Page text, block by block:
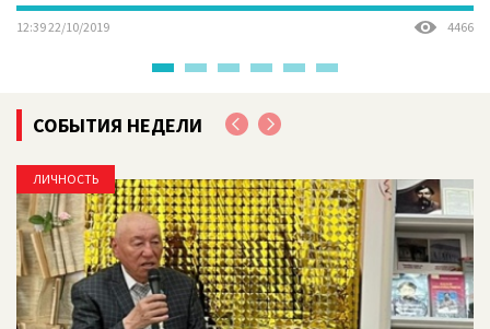
14:02 26/02/2021 5643
СОБЫТИЯ НЕДЕЛИ
ЛИЧНОСТЬ